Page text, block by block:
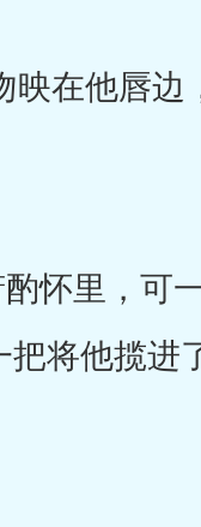
在他唇边
怀里，可
将他揽进